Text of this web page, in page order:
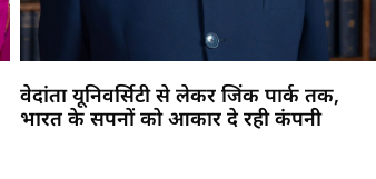
वेदांता यूनिवर्सिटी से लेकर जिंक पार्क तक,
भारत के सपनों को आकार दे रही कंपनी